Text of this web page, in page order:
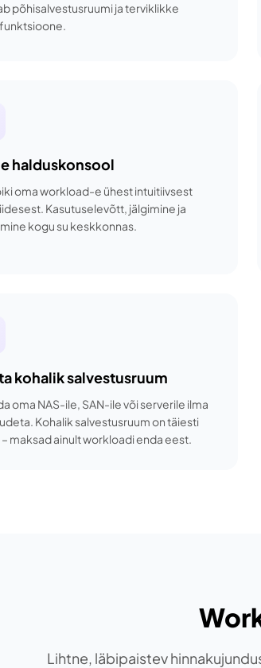
põhisalvestusruumi ja terviklikke
halduskonsool
oma workload-e ühest intuitiivsest
Kasutuselevõtt, jälgimine ja
kogu su keskkonnas.
kohalik salvestusruum
oma NAS-ile, SAN-ile või serverile ilma
Kohalik salvestusruum on täiesti
maksad ainult workloadi enda eest.
Lihtne, läbipaistev